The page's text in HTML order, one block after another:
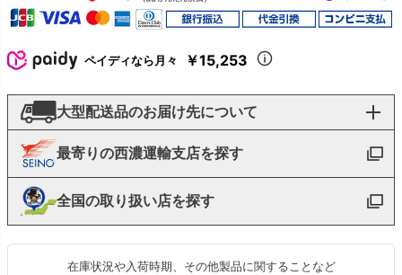
ペイディなら月々 ￥15,253
大型配送品のお届け先について
最寄りの西濃運輸支店を探す
全国の取り扱い店を探す
在庫状況や入荷時期、その他製品に関することなど